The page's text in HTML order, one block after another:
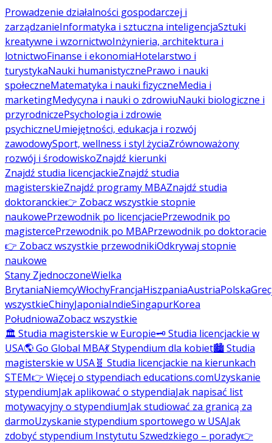
Prowadzenie działalności gospodarczej i
zarządzanieInformatyka i sztuczna inteligencjaSztuki
kreatywne i wzornictwoInżynieria, architektura i
lotnictwoFinanse i ekonomiaHotelarstwo i
turystykaNauki humanistycznePrawo i nauki
społeczneMatematyka i nauki fizyczneMedia i
marketingMedycyna i nauki o zdrowiuNauki biologiczne i
przyrodniczePsychologia i zdrowie
psychiczneUmiejętności, edukacja i rozwój
zawodowySport, wellness i styl życiaZrównoważony
rozwój i środowiskoZnajdź kierunki
Znajdź studia licencjackieZnajdź studia
magisterskieZnajdź programy MBAZnajdź studia
doktoranckie👉 Zobacz wszystkie stopnie
naukowePrzewodnik po licencjaciePrzewodnik po
magistercePrzewodnik po MBAPrzewodnik po doktoracie
👉 Zobacz wszystkie przewodnikiOdkrywaj stopnie
naukowe
Stany ZjednoczoneWielka
BrytaniaNiemcyWłochyFrancjaHiszpaniaAustriaPolska
wszystkieChinyJaponiaIndieSingapurKorea
PołudniowaZobacz wszystkie
🏛️ Studia magisterskie w Europie🗝️ Studia licencjackie w
USA🌎 Go Global MBA💃 Stypendium dla kobiet🏙️ Studia
magisterskie w USA🧬 Studia licencjackie na kierunkach
STEM👉 Więcej o stypendiach educations.comUzyskanie
stypendiumJak aplikować o stypendiaJak napisać list
motywacyjny o stypendiumJak studiować za granicą za
darmoUzyskanie stypendium sportowego w USAJak
zdobyć stypendium Instytutu Szwedzkiego – porady👉